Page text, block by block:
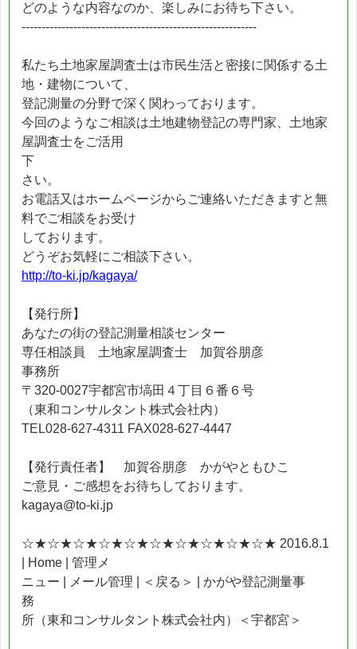
どのような内容なのか、楽しみにお待ち下さい。
-----------------------------------------------------------
私たち土地家屋調査士は市民生活と密接に関係する土
地・建物について、
登記測量の分野で深く関わっております。
今回のようなご相談は土地建物登記の専門家、土地家
屋調査士をご活用
下
さい。
お電話又はホームページからご連絡いただきますと無
料でご相談をお受け
しております。
どうぞお気軽にご相談下さい。
http://to-ki.jp/kagaya/
【発行所】
あなたの街の登記測量相談センター
専任相談員 土地家屋調査士 加賀谷朋彦
事務所
〒320-0027宇都宮市塙田４丁目６番６号
（東和コンサルタント株式会社内）
TEL028-627-4311 FAX028-627-4447
【発行責任者】 加賀谷朋彦 かがやともひこ
ご意見・ご感想をお待ちしております。
kagaya@to-ki.jp
☆★☆★☆★☆★☆★☆★☆★☆★☆★☆★ 2016.8.1
| Home | 管理メ
ニュー | メール管理 | ＜戻る＞ | かがや登記測量事
務
所（東和コンサルタント株式会社内）＜宇都宮＞